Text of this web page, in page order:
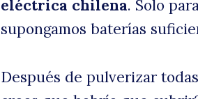
eléctrica chilena. Solo
supongamos baterías
Después de pulverizar